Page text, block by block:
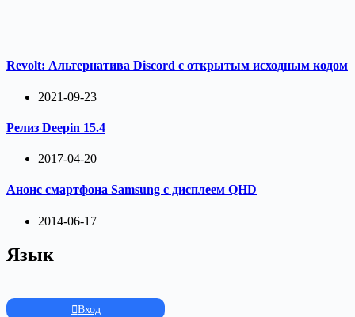
Revolt: Альтернатива Discord с открытым исходным кодом
2021-09-23
Релиз Deepin 15.4
2017-04-20
Анонс смартфона Samsung с дисплеем QHD
2014-06-17
Язык
Вход